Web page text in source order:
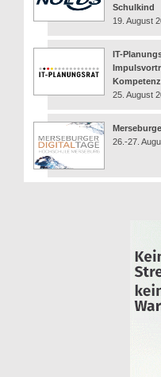
Schulkind
19. August
IT-
25. August
26.-27.